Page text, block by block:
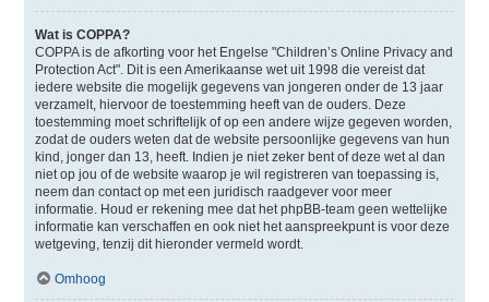
Wat is COPPA?
COPPA is de afkorting voor het Engelse "Children’s Online Privacy and
Protection Act". Dit is een Amerikaanse wet uit 1998 die vereist dat
iedere website die mogelijk gegevens van jongeren onder de 13 jaar
verzamelt, hiervoor de toestemming heeft van de ouders. Deze
toestemming moet schriftelijk of op een andere wijze gegeven worden,
zodat de ouders weten dat de website persoonlijke gegevens van hun
kind, jonger dan 13, heeft. Indien je niet zeker bent of deze wet al dan
niet op jou of de website waarop je wil registreren van toepassing is,
neem dan contact op met een juridisch raadgever voor meer
informatie. Houd er rekening mee dat het phpBB-team geen wettelijke
informatie kan verschaffen en ook niet het aanspreekpunt is voor deze
wetgeving, tenzij dit hieronder vermeld wordt.
Omhoog